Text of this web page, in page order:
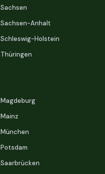
Sachsen
Sachsen-Anhalt
Schleswig-Holstein
Thüringen
Magdeburg
Mainz
München
Potsdam
Saarbrücken